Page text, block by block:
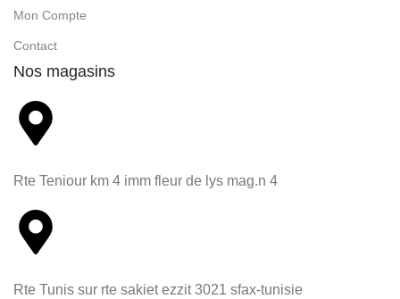
Mon Compte
Contact
Nos magasins
Rte Teniour km 4 imm fleur de lys mag.n 4
Rte Tunis sur rte sakiet ezzit 3021 sfax-tunisie